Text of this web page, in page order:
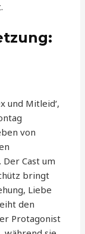
und Mitleid‘,
von
Cast um
bringt
Liebe
den
Protagonist